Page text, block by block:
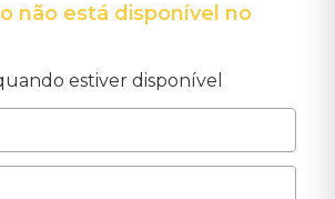
não está disponível no
estiver disponível